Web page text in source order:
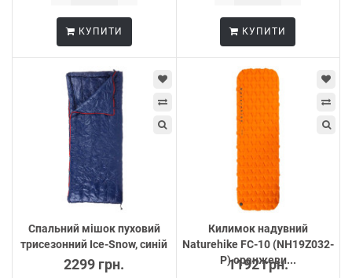
КУПИТИ КУПИТИ
Cпальний мішок пуховий
трисезонний Ice-Snow, синій
2299 грн.
Килимок надувний
Naturehike FC-10 (NH19Z032-
P) оранжеви...
1192 грн.